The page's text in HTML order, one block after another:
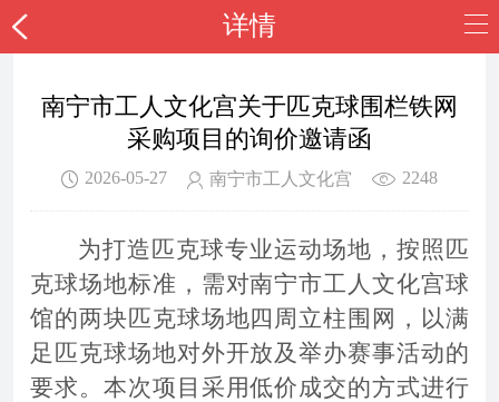
详情
南宁市工人文化宫关于匹克球围栏铁网
采购项目的询价邀请函
2026-05-27 南宁市工人文化宫 2248
为打造匹克球专业运动场地，按照匹
克球场地标准，需对南宁市工人文化宫球
馆的两块匹克球场地四周立柱围网，以满
足匹克球场地对外开放及举办赛事活动的
要求。本次项目采用低价成交的方式进行